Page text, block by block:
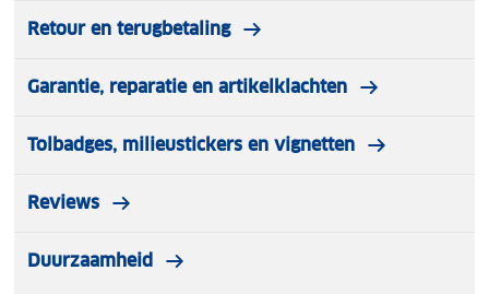
Retour en terugbetaling
Garantie, reparatie en artikelklachten
Tolbadges, milieustickers en vignetten
Reviews
Duurzaamheid